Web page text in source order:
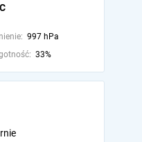
997 hPa
33%